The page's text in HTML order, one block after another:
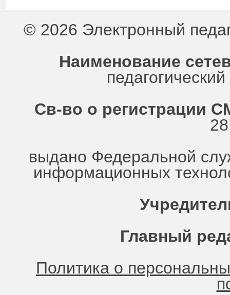
© 2026 Электронный
Наименование
Св-во о регистрации
выдано Федеральной
информационных
Главный
Политика о